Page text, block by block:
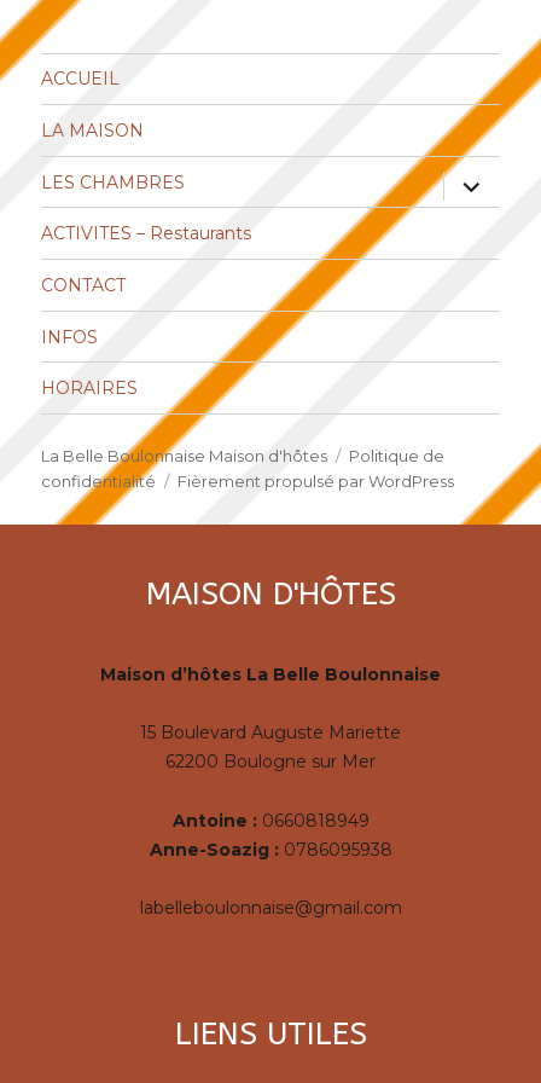
ACCUEIL
LA MAISON
LES CHAMBRES ouvrir
le
sous-
ACTIVITES – Restaurants
CONTACT
INFOS
HORAIRES
La Belle Boulonnaise Maison d'hôtes
Politique de
confidentialité
Fièrement propulsé par WordPress
MAISON D'HÔTES
Maison d’hôtes La Belle Boulonnaise
15 Boulevard Auguste Mariette
62200 Boulogne sur Mer
Antoine :0660818949
Anne-Soazig :0786095938
labelleboulonnaise@gmail.com
LIENS UTILES